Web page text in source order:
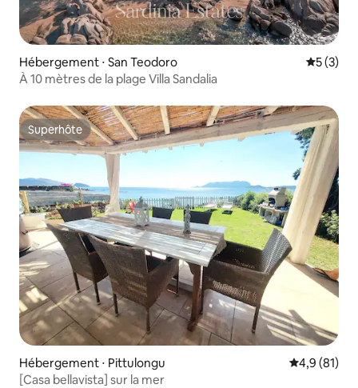
Hébergement ⋅ San Teodoro
5 (3)
À 10 mètres de la plage Villa Sandalia
Superhôte
Superhôte
Hébergement ⋅ Pittulongu Évaluation
4,9 (81)
[Casa bellavista] sur la mer